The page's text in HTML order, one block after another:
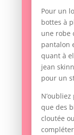
Pour un
bottes à
une robe
pantalon
quant à
jean
pour un
que des
cloutée